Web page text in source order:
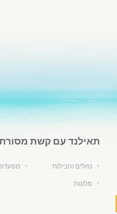
תאילנד עם קשת
טיולים וחבילות
מלונות